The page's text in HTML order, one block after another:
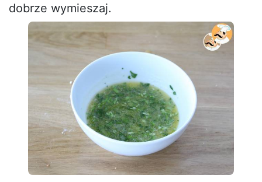
dobrze wymieszaj.